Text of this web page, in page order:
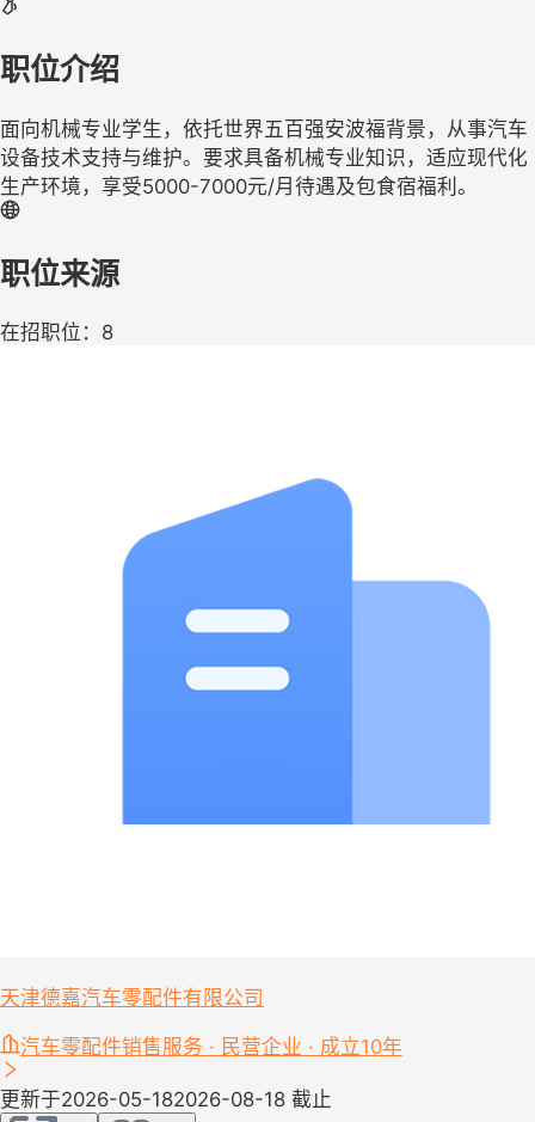
职位介绍
面向机械专业学生，依托世界五百强安波福背景，从事汽车
设备技术支持与维护。要求具备机械专业知识，适应现代化
生产环境，享受5000-7000元/月待遇及包食宿福利。
职位来源
在招职位：8
天津德嘉汽车零配件有限公司
汽车零配件销售服务 · 民营企业 · 成立10年
更新于2026-05-182026-08-18 截止